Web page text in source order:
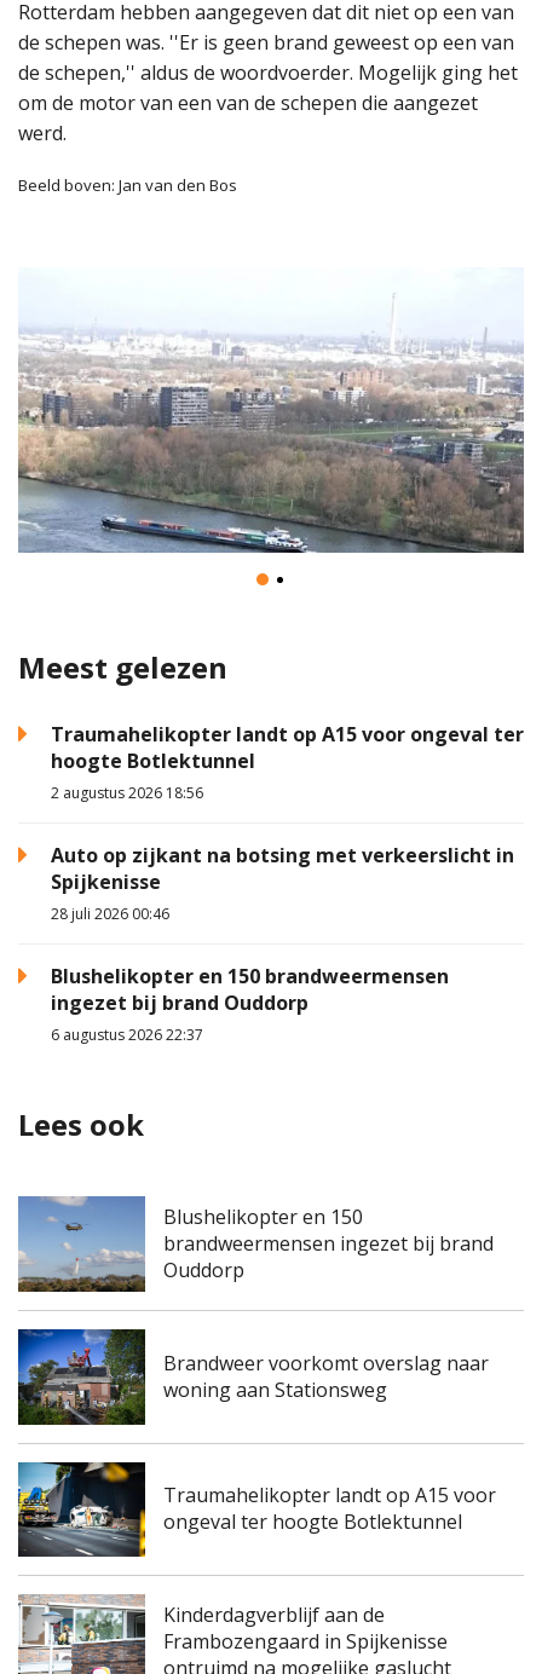
Rotterdam hebben aangegeven dat dit niet op een van
de schepen was. ''Er is geen brand geweest op een van
de schepen,'' aldus de woordvoerder. Mogelijk ging het
om de motor van een van de schepen die aangezet
werd.
Beeld boven: Jan van den Bos
Meest gelezen
Traumahelikopter landt op A15 voor ongeval ter
hoogte Botlektunnel
2 augustus 2026 18:56
Auto op zijkant na botsing met verkeerslicht in
Spijkenisse
28 juli 2026 00:46
Blushelikopter en 150 brandweermensen
ingezet bij brand Ouddorp
6 augustus 2026 22:37
Lees ook
Blushelikopter en 150
brandweermensen ingezet bij brand
Ouddorp
Brandweer voorkomt overslag naar
woning aan Stationsweg
Traumahelikopter landt op A15 voor
ongeval ter hoogte Botlektunnel
Kinderdagverblijf aan de
Frambozengaard in Spijkenisse
ontruimd na mogelijke gaslucht